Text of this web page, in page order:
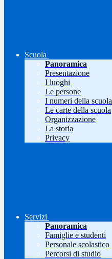
Scuola
Panoramica
Presentazione
I luoghi
Le persone
I numeri della scuola
Le carte della scuola
Organizzazione
La storia
Privacy
Servizi
Panoramica
Famiglie e studenti
Personale scolastico
Percorsi di studio